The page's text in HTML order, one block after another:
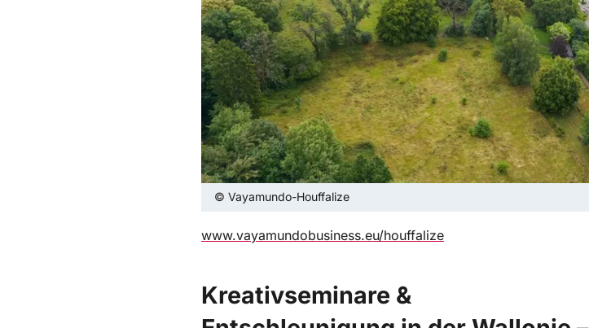
© Vayamundo-Houffalize
www.vayamundobusiness.eu/houffalize
Kreativseminare &